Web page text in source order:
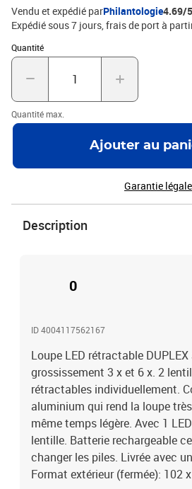
Vendu et expédié parPhilantologie4.69/5
Expédié sous 7 jours, frais de port à
Quantité
Quantité : 1
Quantité max.
Ajouter au
Garantie légale
Description
0
ID 4004117562167
Loupe LED rétractable DUPLEX
grossissement 3 x et 6 x. 2
rétractables individuellement.
aluminium qui rend la loupe
même temps légère. Avec 1
lentille. Batterie rechargeable
changer les piles. Livrée avec
Format extérieur (fermée): 102